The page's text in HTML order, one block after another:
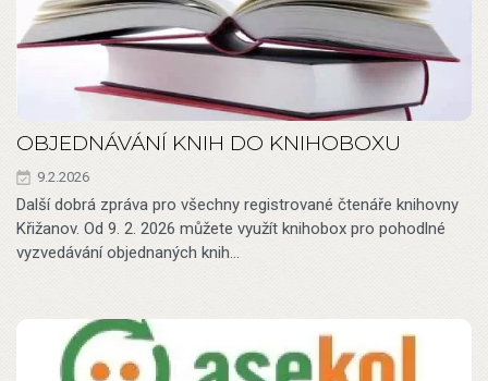
OBJEDNÁVÁNÍ KNIH DO KNIHOBOXU
9.2.2026
Další dobrá zpráva pro všechny registrované čtenáře knihovny
Křižanov. Od 9. 2. 2026 můžete využít knihobox pro pohodlné
vyzvedávání objednaných knih…